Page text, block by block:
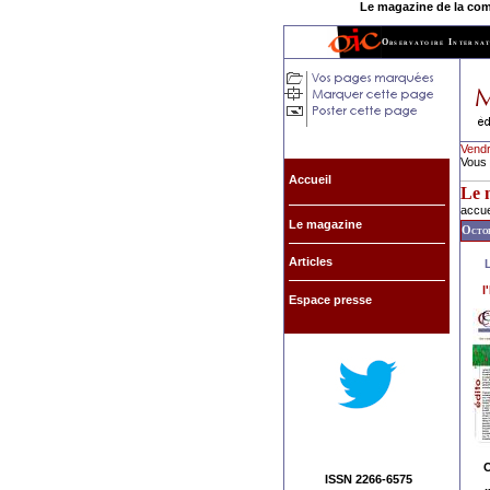
Le magazine de la
Observatoire
Accueil
Le magazine
Articles
Espace presse
ISSN 2266-6575
Vous
Le